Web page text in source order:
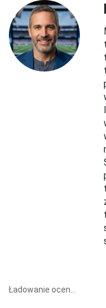
Ładowanie ocen...